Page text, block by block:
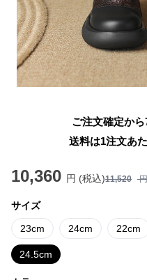
ご注文確定か
送料は1注文あ
10,360 円 (税込)11,520
サイズ
23cm 24cm 22cm
24.5cm